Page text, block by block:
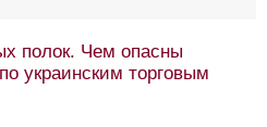
полок. Чем опасны
украинским торговым